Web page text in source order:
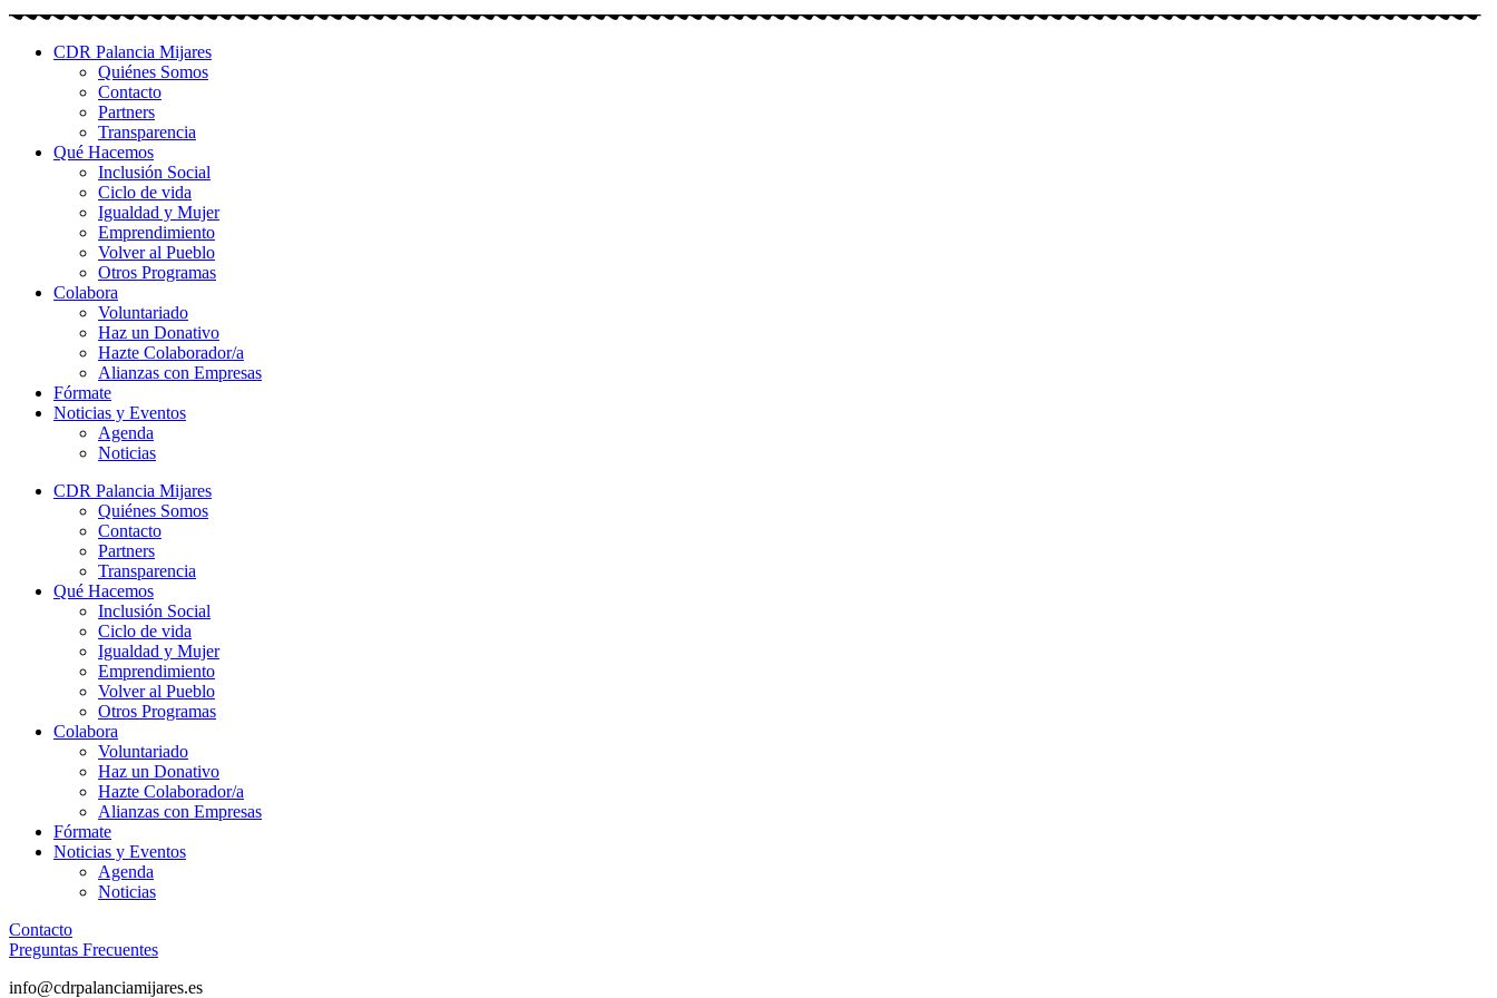
CDR Palancia Mijares
Quiénes Somos
Contacto
Partners
Transparencia
Qué Hacemos
Inclusión Social
Ciclo de vida
Igualdad y Mujer
Emprendimiento
Volver al Pueblo
Otros Programas
Colabora
Voluntariado
Haz un Donativo
Hazte Colaborador/a
Alianzas con Empresas
Fórmate
Noticias y Eventos
Agenda
Noticias
CDR Palancia Mijares
Quiénes Somos
Contacto
Partners
Transparencia
Qué Hacemos
Inclusión Social
Ciclo de vida
Igualdad y Mujer
Emprendimiento
Volver al Pueblo
Otros Programas
Colabora
Voluntariado
Haz un Donativo
Hazte Colaborador/a
Alianzas con Empresas
Fórmate
Noticias y Eventos
Agenda
Noticias
Contacto
Preguntas Frecuentes
info@cdrpalanciamijares.es